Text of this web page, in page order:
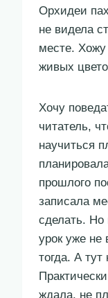
Орхидеи
не видела
месте. Хожу
живых
Хочу
читатель,
научиться
прошлого
записала
сделать. Но
урок уже не
тогда. А
ждала, не